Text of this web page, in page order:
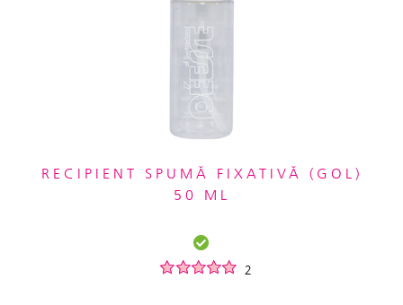
RECIPIENT SPUMĂ FIXATIVĂ (GOL)
50 ML
2